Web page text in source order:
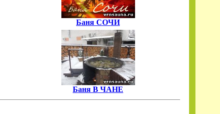
Баня СОЧИ
Баня В ЧАНЕ